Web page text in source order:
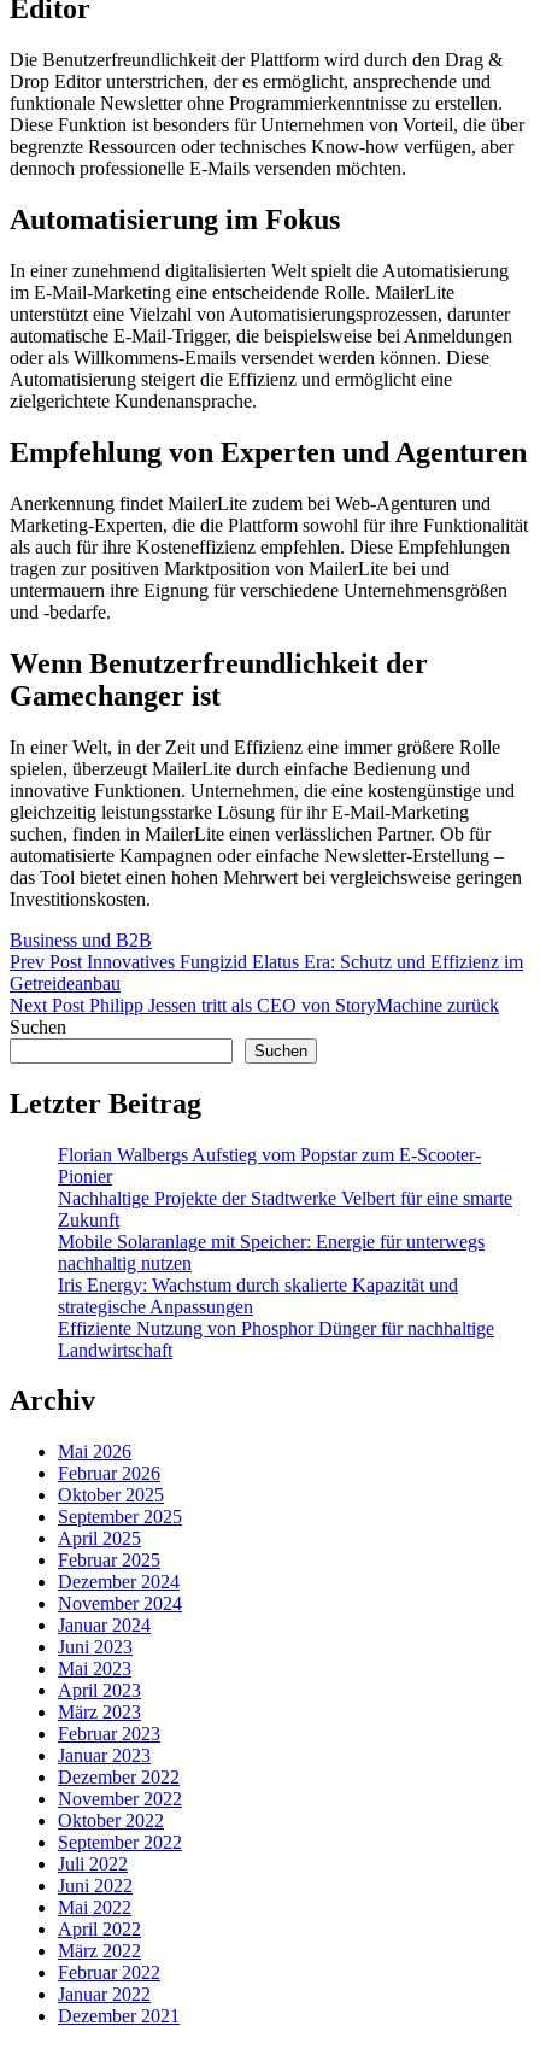
Editor
Die Benutzerfreundlichkeit der Plattform wird durch den Drag &
Drop Editor unterstrichen, der es ermöglicht, ansprechende und
funktionale Newsletter ohne Programmierkenntnisse zu erstellen.
Diese Funktion ist besonders für Unternehmen von Vorteil, die über
begrenzte Ressourcen oder technisches Know-how verfügen, aber
dennoch professionelle E-Mails versenden möchten.
Automatisierung im Fokus
In einer zunehmend digitalisierten Welt spielt die Automatisierung
im E-Mail-Marketing eine entscheidende Rolle. MailerLite
unterstützt eine Vielzahl von Automatisierungsprozessen, darunter
automatische E-Mail-Trigger, die beispielsweise bei Anmeldungen
oder als Willkommens-Emails versendet werden können. Diese
Automatisierung steigert die Effizienz und ermöglicht eine
zielgerichtete Kundenansprache.
Empfehlung von Experten und Agenturen
Anerkennung findet MailerLite zudem bei Web-Agenturen und
Marketing-Experten, die die Plattform sowohl für ihre Funktionalität
als auch für ihre Kosteneffizienz empfehlen. Diese Empfehlungen
tragen zur positiven Marktposition von MailerLite bei und
untermauern ihre Eignung für verschiedene Unternehmensgrößen
und -bedarfe.
Wenn Benutzerfreundlichkeit der
Gamechanger ist
In einer Welt, in der Zeit und Effizienz eine immer größere Rolle
spielen, überzeugt MailerLite durch einfache Bedienung und
innovative Funktionen. Unternehmen, die eine kostengünstige und
gleichzeitig leistungsstarke Lösung für ihr E-Mail-Marketing
suchen, finden in MailerLite einen verlässlichen Partner. Ob für
automatisierte Kampagnen oder einfache Newsletter-Erstellung –
das Tool bietet einen hohen Mehrwert bei vergleichsweise geringen
Investitionskosten.
Categories
Business und B2B
Beitragsnavigation
Previous
Post
Prev Post Innovatives Fungizid Elatus Era: Schutz und Effizienz im
Getreideanbau
Next
Post
Next Post Philipp Jessen tritt als CEO von StoryMachine zurück
Suchen
Suchen
Letzter Beitrag
Florian Walbergs Aufstieg vom Popstar zum E-Scooter-
Pionier
Nachhaltige Projekte der Stadtwerke Velbert für eine smarte
Zukunft
Mobile Solaranlage mit Speicher: Energie für unterwegs
nachhaltig nutzen
Iris Energy: Wachstum durch skalierte Kapazität und
strategische Anpassungen
Effiziente Nutzung von Phosphor Dünger für nachhaltige
Landwirtschaft
Archiv
Mai 2026
Februar 2026
Oktober 2025
September 2025
April 2025
Februar 2025
Dezember 2024
November 2024
Januar 2024
Juni 2023
Mai 2023
April 2023
März 2023
Februar 2023
Januar 2023
Dezember 2022
November 2022
Oktober 2022
September 2022
Juli 2022
Juni 2022
Mai 2022
April 2022
März 2022
Februar 2022
Januar 2022
Dezember 2021